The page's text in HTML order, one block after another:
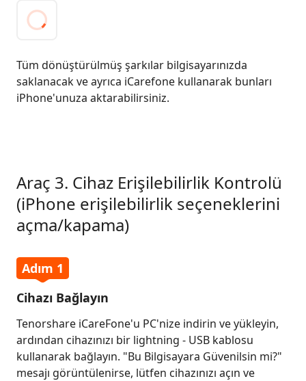
Tüm dönüştürülmüş şarkılar bilgisayarınızda
saklanacak ve ayrıca iCarefone kullanarak bunları
iPhone'unuza aktarabilirsiniz.
Araç 3. Cihaz Erişilebilirlik Kontrolü
(iPhone erişilebilirlik seçeneklerini
açma/kapama)
Adım 1
Cihazı Bağlayın
Tenorshare iCareFone'u PC'nize indirin ve yükleyin,
ardından cihazınızı bir lightning - USB kablosu
kullanarak bağlayın. "Bu Bilgisayara Güvenilsin mi?"
mesajı görüntülenirse, lütfen cihazınızı açın ve